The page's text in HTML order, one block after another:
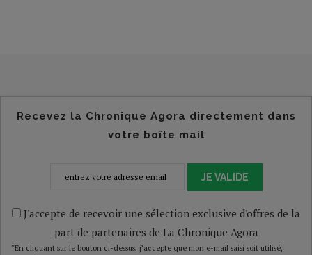
Recevez la Chronique Agora directement dans
votre boîte mail
JE VALIDE
J'accepte de recevoir une sélection exclusive d'offres de la
part de partenaires de La Chronique Agora
*En cliquant sur le bouton ci-dessus, j’accepte que mon e-mail saisi soit utilisé,